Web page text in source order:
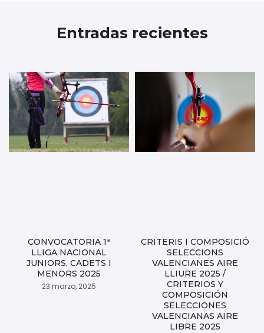
Entradas recientes
CONVOCATORIA 1ª
LLIGA NACIONAL
JUNIORS, CADETS I
MENORS 2025
23 marzo, 2025
CRITERIS I COMPOSICIÓ
SELECCIONS
VALENCIANES AIRE
LLIURE 2025 /
CRITERIOS Y
COMPOSICIÓN
SELECCIONES
VALENCIANAS AIRE
LIBRE 2025